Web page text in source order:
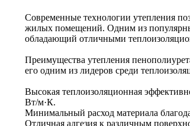
Современные технологии утепления
жилых помещений. Одним из
обладающий отличными
Преимущества утепления
его одним из лидеров среди
Высокая теплоизоляционная
Вт/м·К.
Минимальный расход материала
Отличная адгезия к различным